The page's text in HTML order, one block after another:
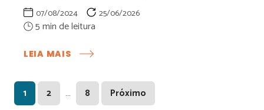
07/08/2024 25/06/2026
LEIA MAIS
CONHEÇA
GROUP
PESSOAS:
Page
1 Page
2 … Page
8 Próximo